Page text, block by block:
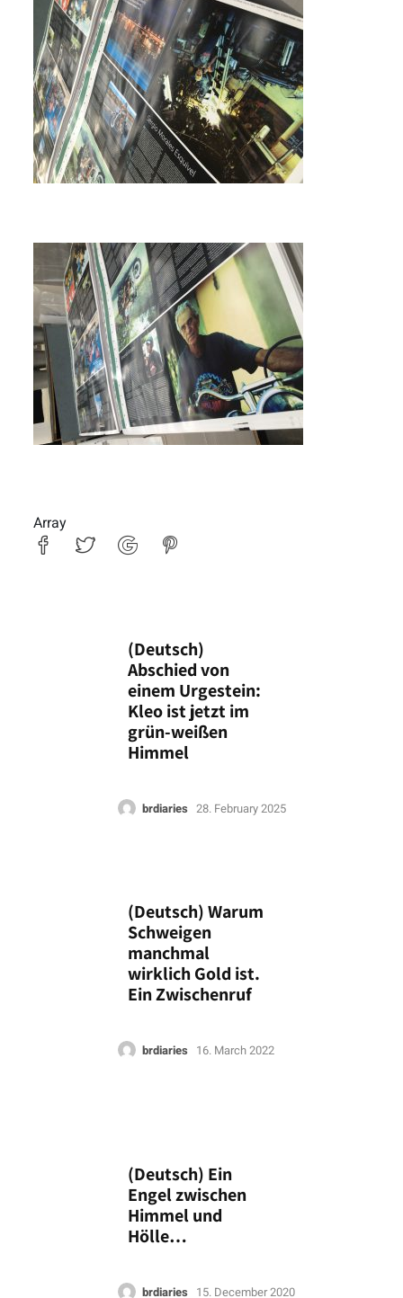
Array
(Deutsch)
Abschied von
einem Urgestein:
Kleo ist jetzt im
grün-weißen
Himmel
brdiaries 28. February 2025
(Deutsch) Warum
Schweigen
manchmal
wirklich Gold ist.
Ein Zwischenruf
brdiaries 16. March 2022
(Deutsch) Ein
Engel zwischen
Himmel und
Hölle…
brdiaries 15. December 2020